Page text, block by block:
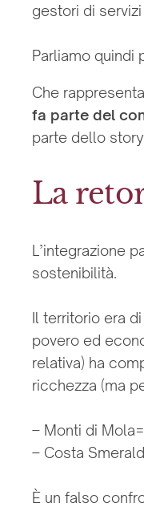
gestori di
Parliamo quindi
Che rappresenta
fa parte del
parte dello
La
L’integrazione
sostenibilità.
Il territorio era
povero ed
relativa) ha
ricchezza (ma
– Monti di
– Costa
È un falso